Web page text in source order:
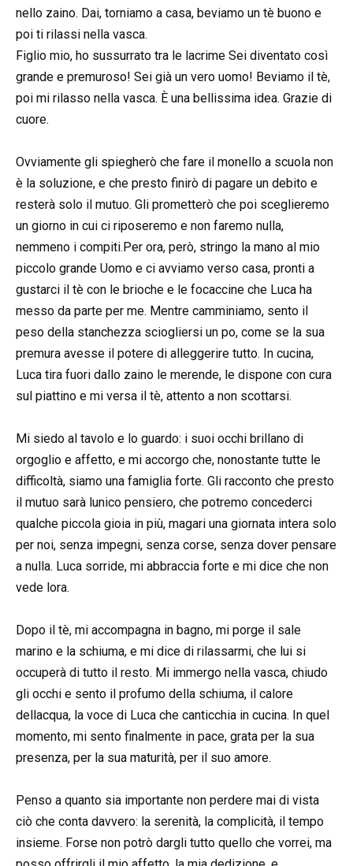
nello zaino. Dai, torniamo a casa, beviamo un tè buono e
poi ti rilassi nella vasca.
Figlio mio, ho sussurrato tra le lacrime Sei diventato così
grande e premuroso! Sei già un vero uomo! Beviamo il tè,
poi mi rilasso nella vasca. È una bellissima idea. Grazie di
cuore.
Ovviamente gli spiegherò che fare il monello a scuola non
è la soluzione, e che presto finirò di pagare un debito e
resterà solo il mutuo. Gli prometterò che poi sceglieremo
un giorno in cui ci riposeremo e non faremo nulla,
nemmeno i compiti.Per ora, però, stringo la mano al mio
piccolo grande Uomo e ci avviamo verso casa, pronti a
gustarci il tè con le brioche e le focaccine che Luca ha
messo da parte per me. Mentre camminiamo, sento il
peso della stanchezza sciogliersi un po, come se la sua
premura avesse il potere di alleggerire tutto. In cucina,
Luca tira fuori dallo zaino le merende, le dispone con cura
sul piattino e mi versa il tè, attento a non scottarsi.
Mi siedo al tavolo e lo guardo: i suoi occhi brillano di
orgoglio e affetto, e mi accorgo che, nonostante tutte le
difficoltà, siamo una famiglia forte. Gli racconto che presto
il mutuo sarà lunico pensiero, che potremo concederci
qualche piccola gioia in più, magari una giornata intera solo
per noi, senza impegni, senza corse, senza dover pensare
a nulla. Luca sorride, mi abbraccia forte e mi dice che non
vede lora.
Dopo il tè, mi accompagna in bagno, mi porge il sale
marino e la schiuma, e mi dice di rilassarmi, che lui si
occuperà di tutto il resto. Mi immergo nella vasca, chiudo
gli occhi e sento il profumo della schiuma, il calore
dellacqua, la voce di Luca che canticchia in cucina. In quel
momento, mi sento finalmente in pace, grata per la sua
presenza, per la sua maturità, per il suo amore.
Penso a quanto sia importante non perdere mai di vista
ciò che conta davvero: la serenità, la complicità, il tempo
insieme. Forse non potrò dargli tutto quello che vorrei, ma